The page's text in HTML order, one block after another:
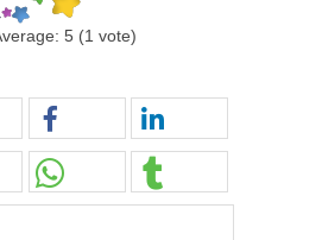
5 (1 vote)